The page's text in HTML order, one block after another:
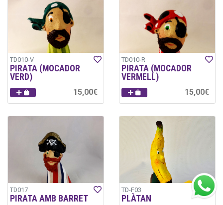
TD010-V
PIRATA (MOCADOR
VERD)
15,00€
TD010-R
PIRATA (MOCADOR
VERMELL)
15,00€
TD017
PIRATA AMB BARRET
TD-F03
PLÀTAN